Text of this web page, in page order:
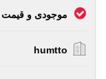
موجودی و قیمت
humtto